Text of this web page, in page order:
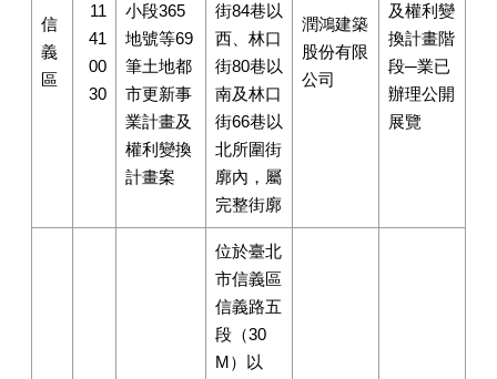
信
義
區
11
41
00
30
小段365
地號等69
筆土地都
市更新事
業計畫及
權利變換
計畫案
街84巷以
西、林口
街80巷以
南及林口
街66巷以
北所圍街
廓內，屬
完整街廓
潤鴻建築
股份有限
公司
及權利變
換計畫階
段─業已
辦理公開
展覽
位於臺北
市信義區
信義路五
段（30
M）以